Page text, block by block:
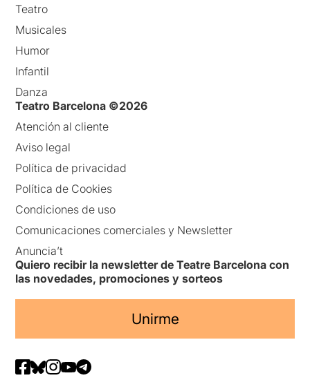
Teatro
Musicales
Humor
Infantil
Danza
Teatro Barcelona ©2026
Atención al cliente
Aviso legal
Política de privacidad
Política de Cookies
Condiciones de uso
Comunicaciones comerciales y Newsletter
Anuncia’t
Quiero recibir la newsletter de Teatre Barcelona con
las novedades, promociones y sorteos
Unirme